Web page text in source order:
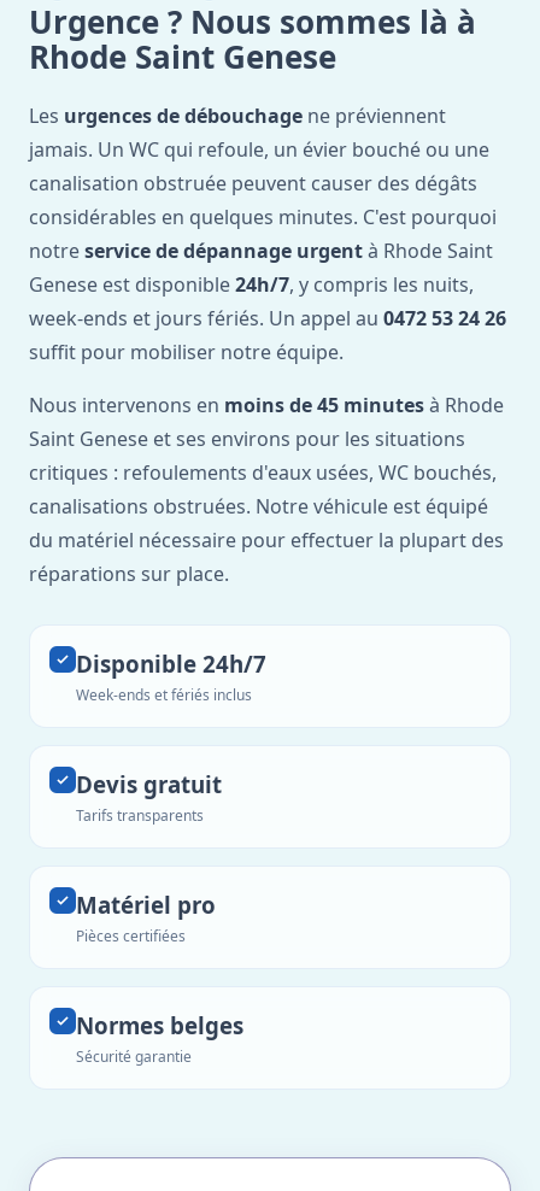
Urgence ? Nous sommes là à
Rhode Saint Genese
Les urgences de débouchage ne préviennent
jamais. Un WC qui refoule, un évier bouché ou une
canalisation obstruée peuvent causer des dégâts
considérables en quelques minutes. C'est pourquoi
notreservice de dépannage urgentà Rhode Saint
Genese est disponible24h/7, y compris les nuits,
week-ends et jours fériés. Un appel au 0472 53 24 26
suffit pour mobiliser notre équipe.
Nous intervenons en moins de 45 minutesà Rhode
Saint Genese et ses environs pour les situations
critiques : refoulements d'eaux usées, WC bouchés,
canalisations obstruées. Notre véhicule est équipé
du matériel nécessaire pour effectuer la plupart des
réparations sur place.
Disponible 24h/7
Week-ends et fériés inclus
Devis gratuit
Tarifs transparents
Matériel pro
Pièces certifiées
Normes belges
Sécurité garantie